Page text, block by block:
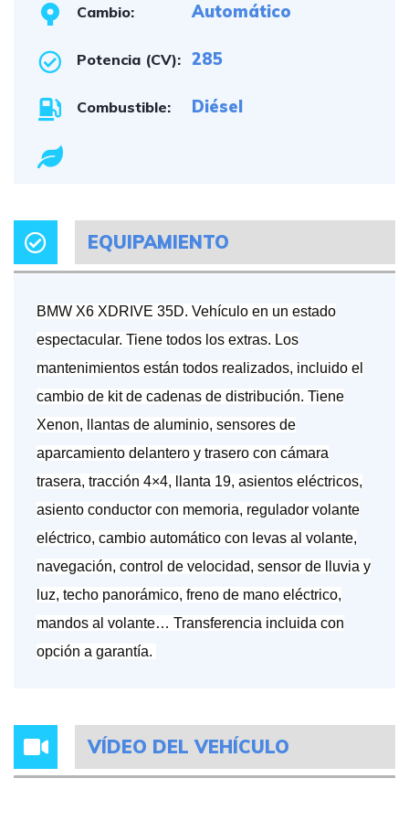
Cambio: Automático
Potencia (CV): 285
Combustible: Diésel
EQUIPAMIENTO
BMW X6 XDRIVE 35D. Vehículo en un estado
espectacular. Tiene todos los extras. Los
mantenimientos están todos realizados, incluido el
cambio de kit de cadenas de distribución. Tiene
Xenon, llantas de aluminio, sensores de
aparcamiento delantero y trasero con cámara
trasera, tracción 4×4, llanta 19, asientos eléctricos,
asiento conductor con memoria, regulador volante
eléctrico, cambio automático con levas al volante,
navegación, control de velocidad, sensor de lluvia y
luz, techo panorámico, freno de mano eléctrico,
mandos al volante… Transferencia incluida con
opción a garantía.
VÍDEO DEL VEHÍCULO